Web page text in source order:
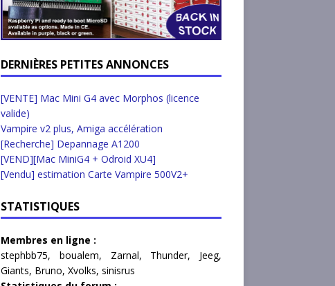
DERNIÈRES PETITES ANNONCES
[VENTE] Mac Mini G4 avec Morphos (licence
valide)
Vampire v2 plus, Amiga accélération
[Recherche] Depannage A1200
[VEND][Mac MiniG4 + Odroid XU4]
[Vendu] estimation Carte Vampire 500V2+
STATISTIQUES
Membres en ligne :
stephbb75, boualem, Zarnal, Thunder, Jeeg,
Giants, Bruno, Xvolks, sinisrus